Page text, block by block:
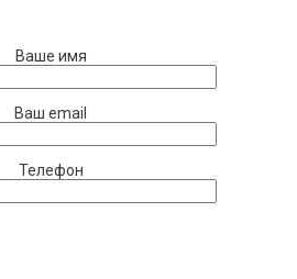
Ваше имя
Ваш email
Телефон